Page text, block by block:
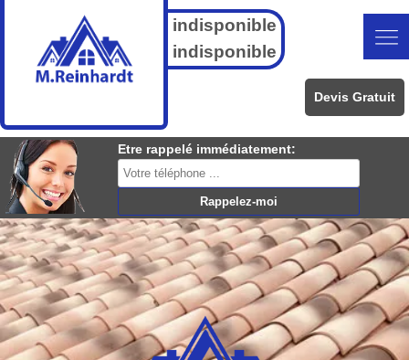
indisponible
indisponible
Devis Gratuit
Etre rappelé immédiatement: